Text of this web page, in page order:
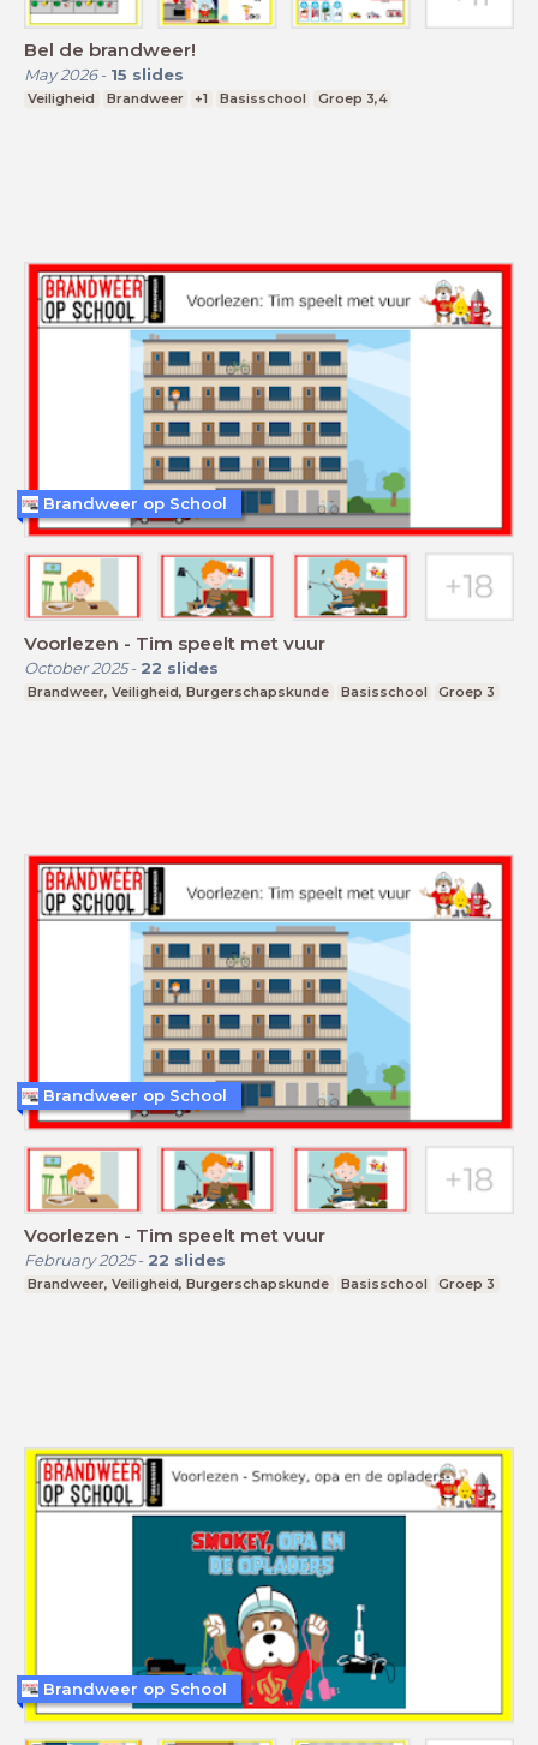
Bel de brandweer!
May 2026- 15 slides
Veiligheid Brandweer +1 Basisschool Groep 3,4
Voorlezen - Tim speelt met vuur
October 2025- 22 slides
Brandweer, Veiligheid, Burgerschapskunde Basisschool Groep 3
Brandweer op School
Voorlezen - Tim speelt met vuur
February 2025- 22 slides
Brandweer, Veiligheid, Burgerschapskunde Basisschool Groep 3
Brandweer op School
Brandweer op School